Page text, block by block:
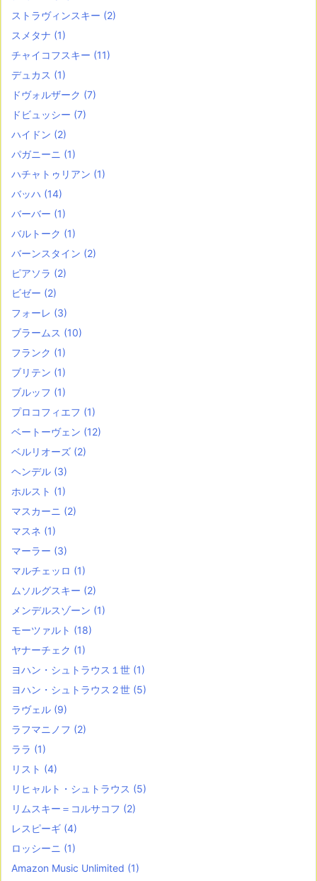
ストラヴィンスキー (2)
スメタナ (1)
チャイコフスキー (11)
デュカス (1)
ドヴォルザーク (7)
ドビュッシー (7)
ハイドン (2)
パガニーニ (1)
ハチャトゥリアン (1)
バッハ (14)
バーバー (1)
バルトーク (1)
バーンスタイン (2)
ピアソラ (2)
ビゼー (2)
フォーレ (3)
ブラームス (10)
フランク (1)
ブリテン (1)
ブルッフ (1)
プロコフィエフ (1)
ベートーヴェン (12)
ベルリオーズ (2)
ヘンデル (3)
ホルスト (1)
マスカーニ (2)
マスネ (1)
マーラー (3)
マルチェッロ (1)
ムソルグスキー (2)
メンデルスゾーン (1)
モーツァルト (18)
ヤナーチェク (1)
ヨハン・シュトラウス１世 (1)
ヨハン・シュトラウス２世 (5)
ラヴェル (9)
ラフマニノフ (2)
ララ (1)
リスト (4)
リヒャルト・シュトラウス (5)
リムスキー＝コルサコフ (2)
レスピーギ (4)
ロッシーニ (1)
Amazon Music Unlimited (1)